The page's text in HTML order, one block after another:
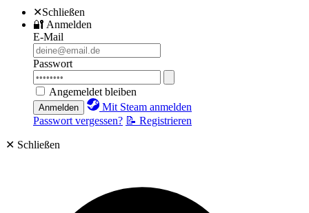
✕Schließen
🔐 Anmelden
E-Mail
Passwort
Angemeldet bleiben
Anmelden
Mit Steam anmelden
Passwort vergessen? 📝 Registrieren
✕ Schließen